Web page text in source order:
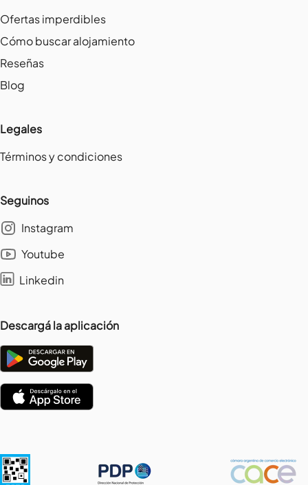
Ofertas imperdibles
Cómo buscar alojamiento
Reseñas
Blog
Legales
Términos y condiciones
Seguinos
Instagram
Youtube
Linkedin
Descargá la aplicación